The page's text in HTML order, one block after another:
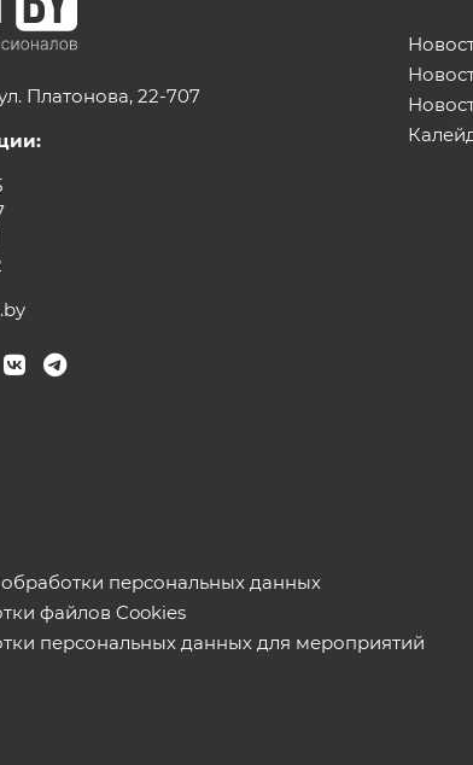
Платонова, 22-707
персональных данных
файлов Cookies
персональных данных для мероприятий